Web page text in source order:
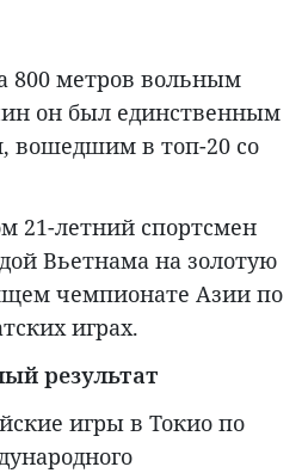
800 метров вольным
он был единственным
вошедшим в топ-20 со
21-летний спортсмен
Вьетнама на золотую
чемпионате Азии по
играх.
результат
игры в Токио по